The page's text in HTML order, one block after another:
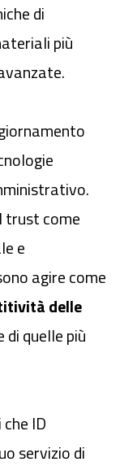
digitale attraverso la
dei Servizi
come richiederla
di
più
trust come
e
agire come
delle
di quelle più
ID
servizio di